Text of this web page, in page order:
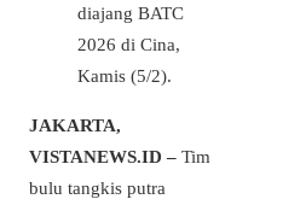
diajang BATC
2026 di Cina,
Kamis (5/2).
JAKARTA,
VISTANEWS.ID – Tim
bulu tangkis putra